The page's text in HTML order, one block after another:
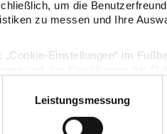
um die
zu messen und Ihre
Einstellungen“ im
Leistungsmessung
30°C Wollwäsche